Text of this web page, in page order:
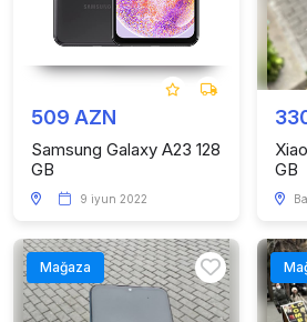
509 AZN
Samsung Galaxy A23 128
GB
9 iyun 2022
GB
Mağaza